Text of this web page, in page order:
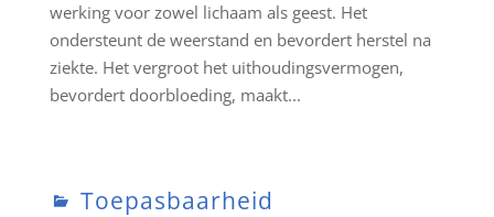
werking voor zowel lichaam als geest. Het
ondersteunt de weerstand en bevordert herstel na
ziekte. Het vergroot het uithoudingsvermogen,
bevordert doorbloeding, maakt...
Toepasbaarheid